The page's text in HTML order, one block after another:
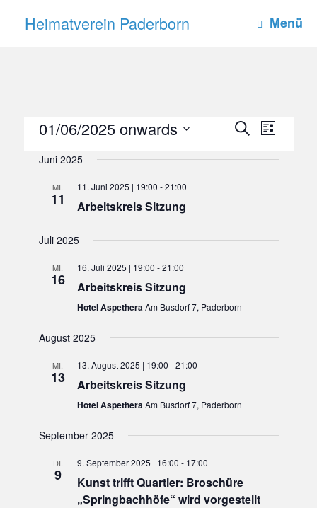
springenHeimatverein Paderborn Menü
Events
Search
Views
Event
Views
List
01/06/2025 onwards
date.
Juni 2025
MI.
11
11. Juni 2025 | 19:00 -21:00
Arbeitskreis Sitzung
Juli 2025
MI.
16
16. Juli 2025 | 19:00 -21:00
Arbeitskreis Sitzung
Hotel AspetheraAm Busdorf 7, Paderborn
August 2025
MI.
13
13. August 2025 | 19:00 -21:00
Arbeitskreis Sitzung
Hotel AspetheraAm Busdorf 7, Paderborn
September 2025
DI.
9
9. September 2025 | 16:00 - 17:00
Kunst trifft Quartier: Broschüre
„Springbachhöfe“ wird vorgestellt